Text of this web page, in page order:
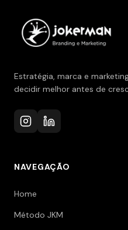
Estratégia, marca e
decidir melhor antes de
NAVEGAÇÃO
Home
Método JKM